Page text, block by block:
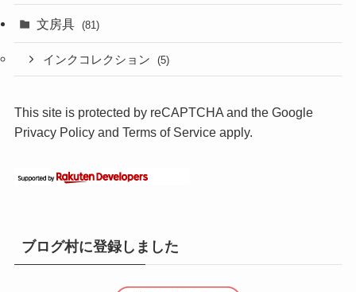
文房具 (81)
インクコレクション (5)
This site is protected by reCAPTCHA and the Google
Privacy Policyand Terms of Serviceapply.
ブログ村に登録しました